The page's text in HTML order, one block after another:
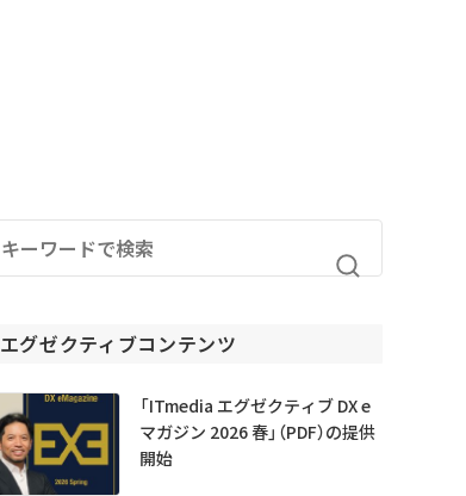
エグゼクティブコンテンツ
「ITmedia エグゼクティブ DX e
マガジン 2026 春」（PDF）の提供
開始